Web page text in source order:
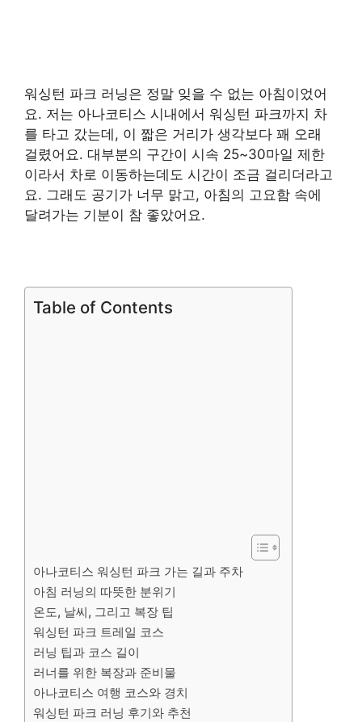
워싱턴 파크 러닝은 정말 잊을 수 없는 아침이었어
요. 저는 아나코티스 시내에서 워싱턴 파크까지 차
를 타고 갔는데, 이 짧은 거리가 생각보다 꽤 오래
걸렸어요. 대부분의 구간이 시속 25~30마일 제한
이라서 차로 이동하는데도 시간이 조금 걸리더라고
요. 그래도 공기가 너무 맑고, 아침의 고요함 속에
달려가는 기분이 참 좋았어요.
Table of Contents
아나코티스 워싱턴 파크 가는 길과 주차
아침 러닝의 따뜻한 분위기
온도, 날씨, 그리고 복장 팁
워싱턴 파크 트레일 코스
러닝 팁과 코스 길이
러너를 위한 복장과 준비물
아나코티스 여행 코스와 경치
워싱턴 파크 러닝 후기와 추천